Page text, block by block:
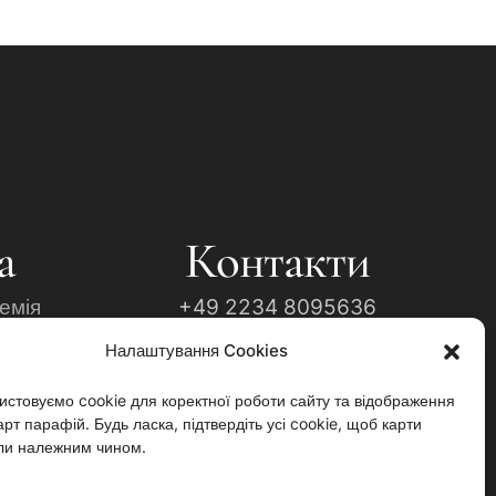
Налаштування Cookies
cookie для коректної роботи сайту та відображення
парафій. Будь ласка, підтвердіть усі cookie, щоб карти
належним чином.
Контакти
+49 2234 8095636
Info@ukrainian-church.de
Impressum